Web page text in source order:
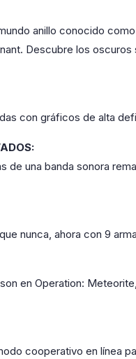
anillo conocido
Descubre los
con gráficos de alta
de una banda sonora
nunca, ahora con 9
en Operation:
cooperativo en línea